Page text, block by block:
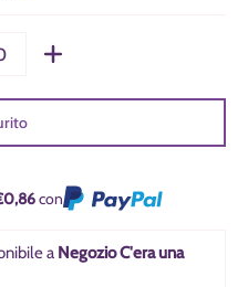
con
a Negozio C'era una